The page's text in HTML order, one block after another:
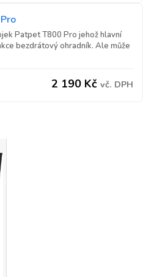
Patpet T800 Pro jehož hlavní
bezdrátový ohradník. Ale může
2 190 Kč vč. DPH